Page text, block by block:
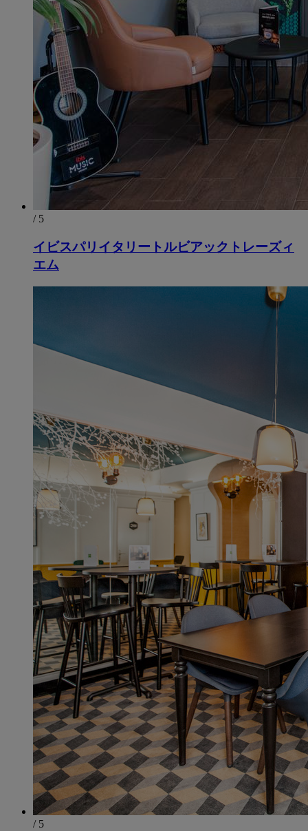
/ 5
イビスパリイタリートルビアックトレーズィ
エム
/ 5